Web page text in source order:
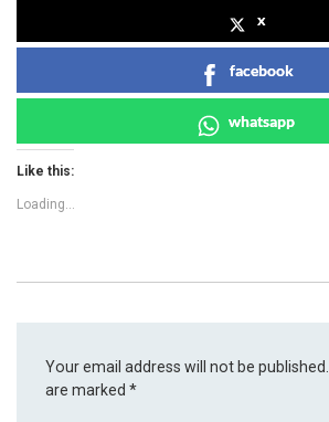
x
facebook
whatsapp
Like this:
Loading...
Your email address will not be published.
are marked*